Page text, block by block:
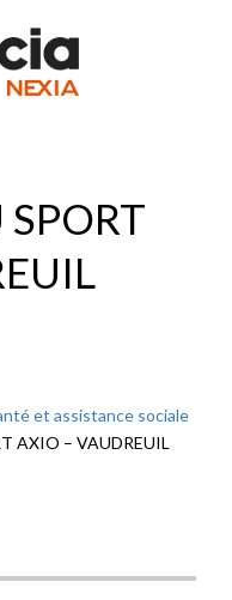
et assistance sociale
AXIO – VAUDREUIL